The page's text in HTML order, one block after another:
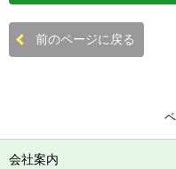
前のページに戻る
会社案内